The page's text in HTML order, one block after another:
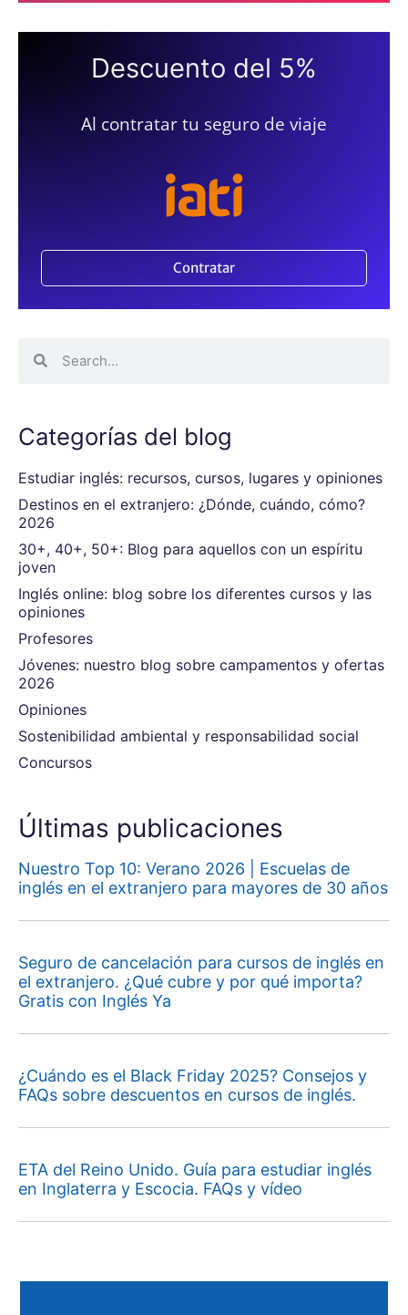
Descuento del 5%
Al contratar tu seguro de viaje
Contratar
Categorías del blog
Estudiar inglés: recursos, cursos, lugares y opiniones
Destinos en el extranjero: ¿Dónde, cuándo, cómo?
2026
30+, 40+, 50+: Blog para aquellos con un espíritu
joven
Inglés online: blog sobre los diferentes cursos y las
opiniones
Profesores
Jóvenes: nuestro blog sobre campamentos y ofertas
2026
Opiniones
Sostenibilidad ambiental y responsabilidad social
Concursos
Últimas publicaciones
Nuestro Top 10: Verano 2026 | Escuelas de
inglés en el extranjero para mayores de 30 años
Seguro de cancelación para cursos de inglés en
el extranjero. ¿Qué cubre y por qué importa?
Gratis con Inglés Ya
¿Cuándo es el Black Friday 2025? Consejos y
FAQs sobre descuentos en cursos de inglés.
ETA del Reino Unido. Guía para estudiar inglés
en Inglaterra y Escocia. FAQs y vídeo